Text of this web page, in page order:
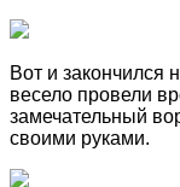
Вот и закончился
весело провели
замечательный
своими руками.